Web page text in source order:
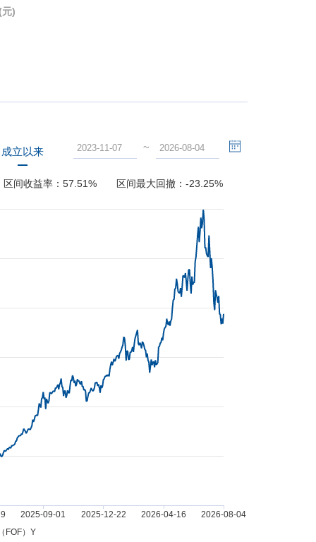
)
成立以来 ~
区间收益率：57.51% 区间最大回撤：-23.25%